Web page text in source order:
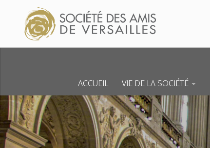
Skip to content
ACCUEIL VIE DE LA SOCIÉTÉ